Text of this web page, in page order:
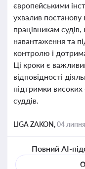
європейськими
ухвалив постанову
працівникам
навантаження та
контролю і
Ці кроки є
відповідності
підтримки високих
суддів.
LIGA ZAKON,04
Повний AI-